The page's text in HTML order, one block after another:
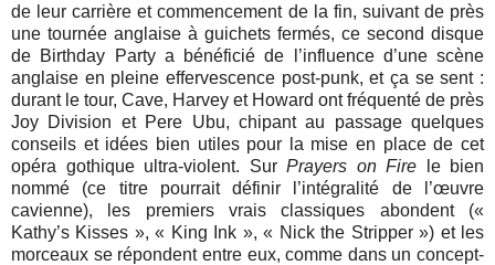
de leur carrière et commencement de la fin, suivant de près
une tournée anglaise à guichets fermés, ce second disque
de Birthday Party a bénéficié de l’influence d’une scène
anglaise en pleine effervescence post-punk, et ça se sent :
durant le tour, Cave, Harvey et Howard ont fréquenté de près
Joy Division et Pere Ubu, chipant au passage quelques
conseils et idées bien utiles pour la mise en place de cet
opéra gothique ultra-violent. Sur Prayers on Fire le bien
nommé (ce titre pourrait définir l’intégralité de l’œuvre
cavienne), les premiers vrais classiques abondent («
Kathy’s Kisses », « King Ink », « Nick the Stripper ») et les
morceaux se répondent entre eux, comme dans un concept-